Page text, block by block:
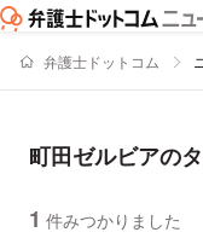
弁護士ドットコム
町田ゼルビアの
1 件みつかりました